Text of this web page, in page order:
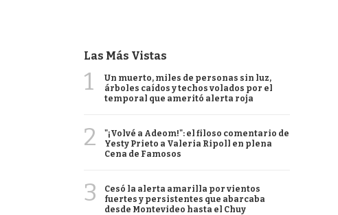
Las Más Vistas
1
Un muerto, miles de personas sin luz,
árboles caídos y techos volados por el
temporal que ameritó alerta roja
2
"¡Volvé a Adeom!": el filoso comentario de
Yesty Prieto a Valeria Ripoll en plena
Cena de Famosos
3
Cesó la alerta amarilla por vientos
fuertes y persistentes que abarcaba
desde Montevideo hasta el Chuy